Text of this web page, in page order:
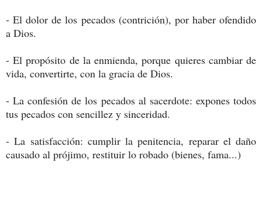
- El dolor de los pecados (contrición), por haber ofendido
a Dios.
- El propósito de la enmienda, porque quieres cambiar de
vida, convertirte, con la gracia de Dios.
- La confesión de los pecados al sacerdote: expones todos
tus pecados con sencillez y sinceridad.
- La satisfacción: cumplir la penitencia, reparar el daño
causado al prójimo, restituir lo robado (bienes, fama...)